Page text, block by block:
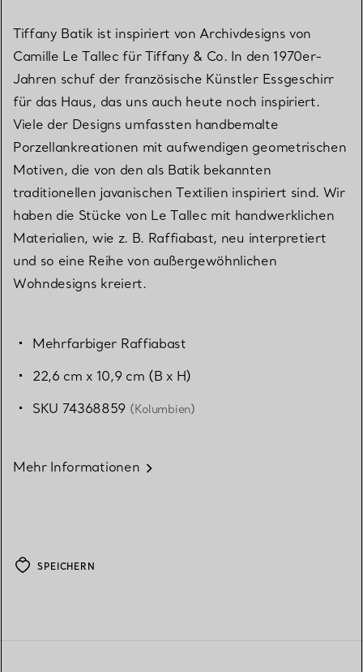
Tiffany Batik ist inspiriert von Archivdesigns von
Camille Le Tallec für Tiffany & Co. In den 1970er-
Jahren schuf der französische Künstler Essgeschirr
für das Haus, das uns auch heute noch inspiriert.
Viele der Designs umfassten handbemalte
Porzellankreationen mit aufwendigen geometrischen
Motiven, die von den als Batik bekannten
traditionellen javanischen Textilien inspiriert sind. Wir
haben die Stücke von Le Tallec mit handwerklichen
Materialien, wie z. B. Raffiabast, neu interpretiert
und so eine Reihe von außergewöhnlichen
Wohndesigns kreiert.
Mehrfarbiger Raffiabast
22,6 cm x 10,9 cm (B x H)
SKU 74368859 (Kolumbien)
Mehr Informationen
SPEICHERN